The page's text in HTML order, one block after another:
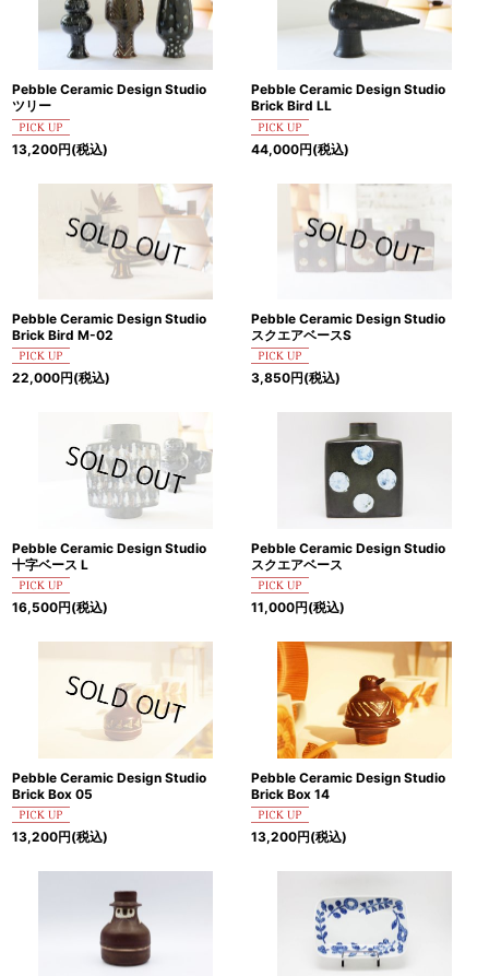
Pebble Ceramic Design Studio
ツリー
13,200円(税込)
Pebble Ceramic Design Studio
Brick Bird LL
44,000円(税込)
Pebble Ceramic Design Studio
Brick Bird M-02
22,000円(税込)
Pebble Ceramic Design Studio
スクエアベースS
3,850円(税込)
Pebble Ceramic Design Studio
十字ベース L
16,500円(税込)
Pebble Ceramic Design Studio
スクエアベース
11,000円(税込)
Pebble Ceramic Design Studio
Brick Box 05
13,200円(税込)
Pebble Ceramic Design Studio
Brick Box 14
13,200円(税込)